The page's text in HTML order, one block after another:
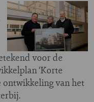
voor de
‘Korte
ontwikkeling van het